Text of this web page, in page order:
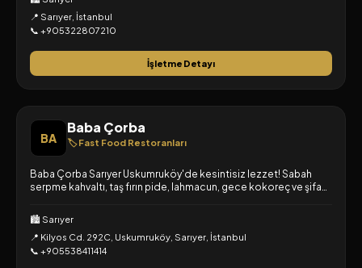
📍 Sarıyer, İstanbul
📞 +905322807210
İşletme Detayı
BA
Baba Çorba
🏷️ Fast Food Restoranları
Baba Çorba Sarıyer Uskumruköy'de kesintisiz lezzet! Sabah
serpme kahvaltı, taş fırın pide, lahmacun, gece kokoreç ve şifa
isteyin.
🏙️ Sarıyer
📍 Kilyos Cd. 292C, Uskumruköy, Sarıyer, İstanbul
📞 +905538411414